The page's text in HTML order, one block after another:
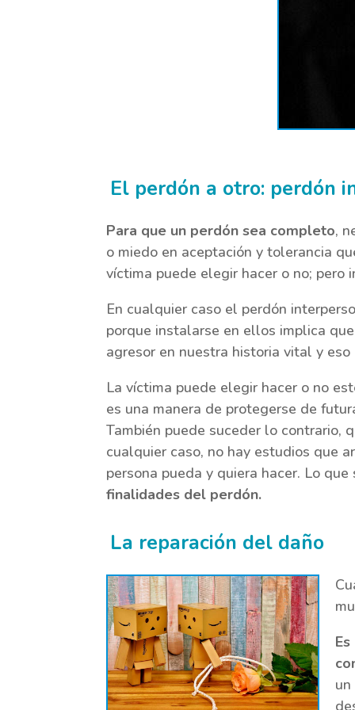
El perdón a otro: perdón
Para que un perdón sea completo,
o miedo en aceptación y tolerancia
víctima puede elegir hacer o no;
En cualquier caso el perdón
porque instalarse en ellos implica
agresor en nuestra historia vital y
La víctima puede elegir hacer o no
es una manera de protegerse de
También puede suceder lo contrario,
cualquier caso, no hay estudios que
persona pueda y quiera hacer. Lo
finalidades del perdón.
La reparación del daño